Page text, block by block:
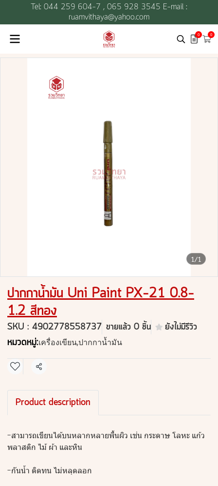
Tel: 044 259 604-7 , 065 928 3545 E-mail :
ruamvithaya@yahoo.com
0 0
1/1
ปากกาน้ำมัน Uni Paint PX-21 0.8-
1.2 สีทอง
SKU : 4902778558737 ขายแล้ว 0 ชิ้น ยังไม่มีรีวิว
หมวดหมู่:เครื่องเขียน,ปากกาน้ำมัน
แชร์
Product description
-สามารถเขียนได้บนหลากหลายพื้นผิว เช่น กระดาษ โลหะ แก้ว
พลาสติก ไม้ ผ้า และหิน
-กันน้ำ ติดทน ไม่หลุดลอก